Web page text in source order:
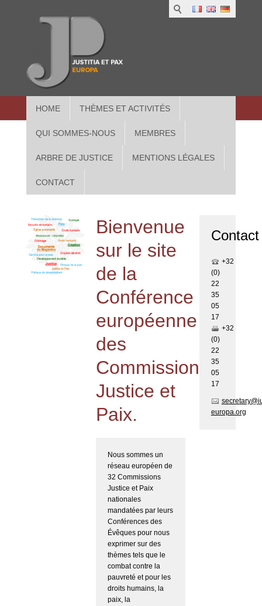
HOME THÈMES ET ACTIVITÉS
QUI SOMMES-NOUS MEMBRES
ARBRE DE JUSTICE MENTIONS LÉGALES
CONTACT
in
Bienvenue
sur le site
de la
Conférence
européenne
des
Commissions
Justice et
Paix.
Nous sommes un
réseau européen de
32 Commissions
Justice et Paix
nationales
mandatées par leurs
Conférences des
Évêques pour nous
exprimer sur des
thèmes tels que le
combat contre la
pauvreté et pour les
droits humains, la
paix, la
Contact
+32
(0)
22
35
05
17
+32
(0)
22
35
05
17
europa.org